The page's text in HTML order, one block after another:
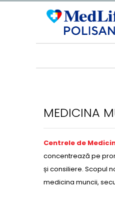
MEDICINA
Centrele de
concentrează pe
și consiliere. Scopul
medicina muncii,